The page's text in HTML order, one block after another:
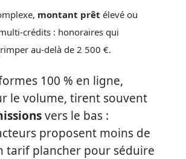
montant prêt élevé ou
crédits : honoraires qui
au-delà de 2 500 €.
100 % en ligne,
le volume, tirent souvent
vers le bas :
proposent moins de
tarif plancher pour séduire